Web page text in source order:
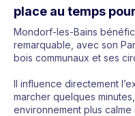
place au temps
Mondorf-les-Bains
remarquable, avec son
bois communaux et ses
Il influence directement
marcher quelques
environnement plus